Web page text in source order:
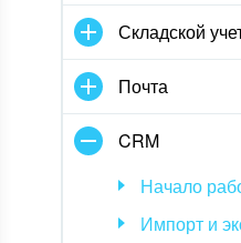
Складской
Почта
CRM
Начало
Импорт и